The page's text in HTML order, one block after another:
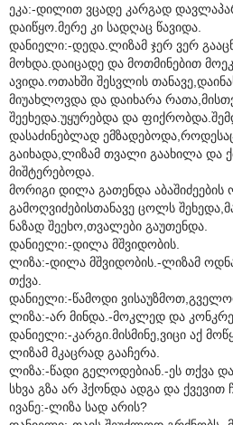
ეკა:-დილით ვცადე კარგად
დაიწყო.მერე კი სადღაც წავიდა.
დანიელი:-დედა.ლიზამ ჯერ ვერ
მოხდა.დაიცადე და მოთმინებით
ავიდა.ოთახში შესვლის
მიუახლოვდა და დაიხარა
შეეხედა.უყურებდა და
დასაძინებლად
გაიხადა,ლიზამ თვალი გაახილა და
მიშტერებოდა.
მორიგი დილა გათენდა აბაშიძეების
გამოღვიძებისთანავე ცოლს
ნაზად შეეხო,თვალები გაუთენდა.
დანიელი:-დილა მშვიდობის.
ლიზა:-დილა მშვიდობის.-ლიზამ
თქვა.
დანიელი:-წამოდი
ლიზა:-არ მინდა.-მოკლედ და
დანიელი:-კარგი.მისმინე,ვიცი აქ
ლიზამ მკაცრად გააჩერა.
ლიზა:-წადი გელოდებიან.-ეს თქვა
სხვა გზა არ ჰქონდა ადგა და ქვევით
ივანე:-ლიზა სად არის?